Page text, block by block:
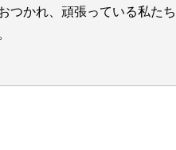
つかれ、頑張っている私た